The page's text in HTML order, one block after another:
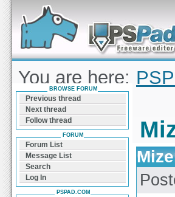
Forum can help you solve problems and
find a solution with PSPad for Microsoft
Windows
You are here:
záložek
BROWSE FORUM
Previous thread
Next thread
Follow thread
FORUM
Forum List
Message List
Search
Log In
PSPAD.COM